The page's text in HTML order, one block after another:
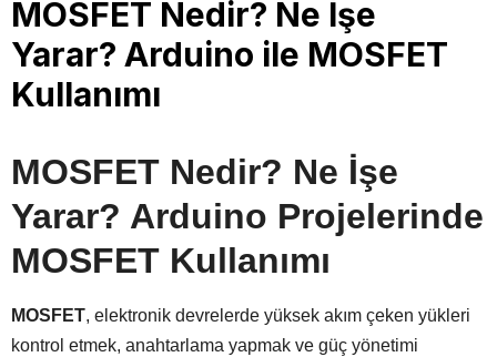
MOSFET Nedir? Ne İşe
Yarar? Arduino ile MOSFET
Kullanımı
MOSFET Nedir? Ne İşe
Yarar? Arduino Projelerinde
MOSFET Kullanımı
MOSFET, elektronik devrelerde yüksek akım çeken yükleri
kontrol etmek, anahtarlama yapmak ve güç yönetimi